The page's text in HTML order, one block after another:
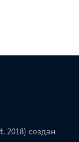
2018) создан